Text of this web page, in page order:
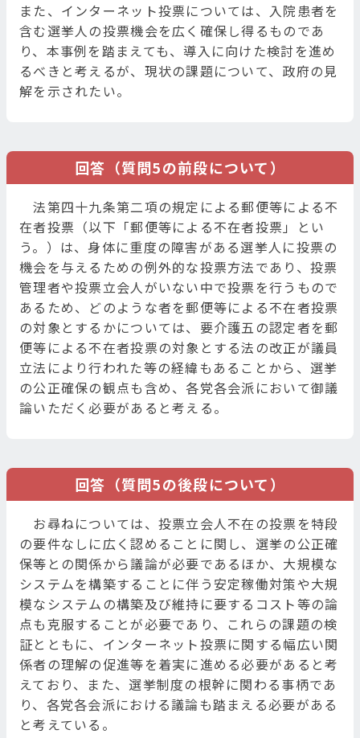
また、インターネット投票については、入院患者を
含む選挙人の投票機会を広く確保し得るものであ
り、本事例を踏まえても、導入に向けた検討を進め
るべきと考えるが、現状の課題について、政府の見
解を示されたい。
回答（質問5の前段について）
法第四十九条第二項の規定による郵便等による不
在者投票（以下「郵便等による不在者投票」とい
う。）は、身体に重度の障害がある選挙人に投票の
機会を与えるための例外的な投票方法であり、投票
管理者や投票立会人がいない中で投票を行うもので
あるため、どのような者を郵便等による不在者投票
の対象とするかについては、要介護五の認定者を郵
便等による不在者投票の対象とする法の改正が議員
立法により行われた等の経緯もあることから、選挙
の公正確保の観点も含め、各党各会派において御議
論いただく必要があると考える。
回答（質問5の後段について）
お尋ねについては、投票立会人不在の投票を特段
の要件なしに広く認めることに関し、選挙の公正確
保等との関係から議論が必要であるほか、大規模な
システムを構築することに伴う安定稼働対策や大規
模なシステムの構築及び維持に要するコスト等の論
点も克服することが必要であり、これらの課題の検
証とともに、インターネット投票に関する幅広い関
係者の理解の促進等を着実に進める必要があると考
えており、また、選挙制度の根幹に関わる事柄であ
り、各党各会派における議論も踏まえる必要がある
と考えている。